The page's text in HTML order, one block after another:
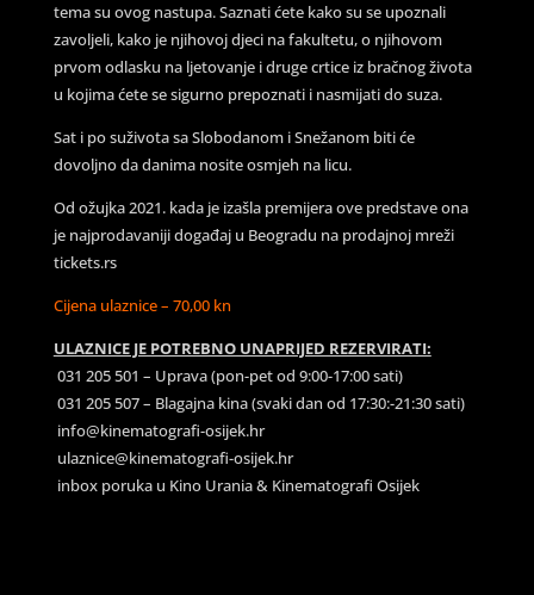
tema su ovog nastupa. Saznati ćete kako su se upoznali
zavoljeli, kako je njihovoj djeci na fakultetu, o njihovom
prvom odlasku na ljetovanje i druge crtice iz bračnog života
u kojima ćete se sigurno prepoznati i nasmijati do suza.
Sat i po suživota sa Slobodanom i Snežanom biti će
dovoljno da danima nosite osmjeh na licu.
Od ožujka 2021. kada je izašla premijera ove predstave ona
je najprodavaniji događaj u Beogradu na prodajnoj mreži
tickets.rs
Cijena ulaznice – 70,00 kn
ULAZNICE JE POTREBNO UNAPRIJED REZERVIRATI:
031 205 501 – Uprava (pon-pet od 9:00-17:00 sati)
031 205 507 – Blagajna kina (svaki dan od 17:30:-21:30 sati)
info@kinematografi-osijek.hr
ulaznice@kinematografi-osijek.hr
inbox poruka u Kino Urania & Kinematografi Osijek